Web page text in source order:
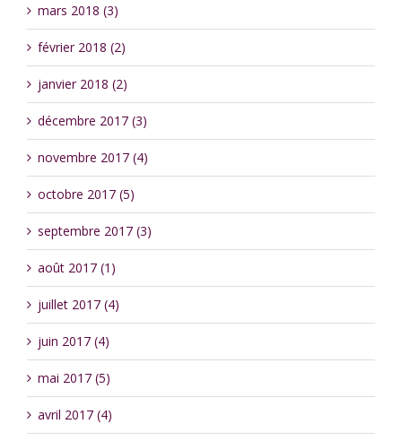
mars 2018 (3)
février 2018 (2)
janvier 2018 (2)
décembre 2017 (3)
novembre 2017 (4)
octobre 2017 (5)
septembre 2017 (3)
août 2017 (1)
juillet 2017 (4)
juin 2017 (4)
mai 2017 (5)
avril 2017 (4)